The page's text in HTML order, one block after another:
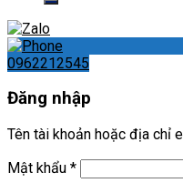
0962212545
Đăng nhập
Tên tài khoản hoặc địa chỉ
Mật khẩu *